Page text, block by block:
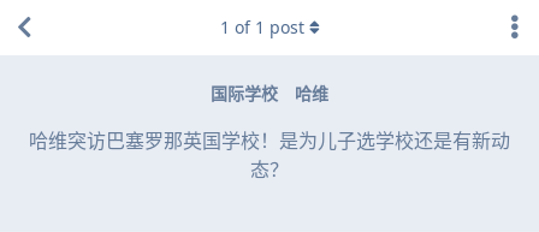
国际学校 哈维
哈维突访巴塞罗那英国学校！是为儿子选学校还是有新动
态？
1 of 1 post